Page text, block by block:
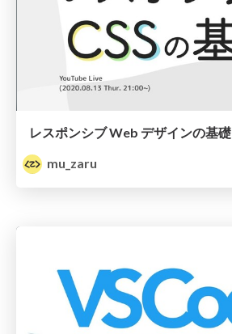
レスポンシブ Web デザインの基礎
mu_zaru